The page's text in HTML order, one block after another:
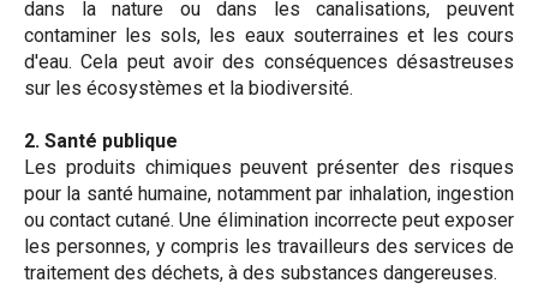
dans la nature ou dans les canalisations, peuvent
contaminer les sols, les eaux souterraines et les cours
d'eau. Cela peut avoir des conséquences désastreuses
sur les écosystèmes et la biodiversité.
2. Santé publique
Les produits chimiques peuvent présenter des risques
pour la santé humaine, notamment par inhalation, ingestion
ou contact cutané. Une élimination incorrecte peut exposer
les personnes, y compris les travailleurs des services de
traitement des déchets, à des substances dangereuses.